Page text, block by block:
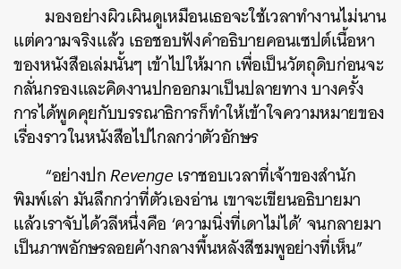
มองอย่างผิวเผินดูเหมือนเธอจะใช้เวลาทำงานไม่นาน
แต่ความจริงแล้ว เธอชอบฟังคำอธิบายคอนเซปต์เนื้อหา
ของหนังสือเล่มนั้นๆ เข้าไปให้มาก เพื่อเป็นวัตถุดิบก่อนจะ
กลั่นกรองและคิดงานปกออกมาเป็นปลายทาง บางครั้ง
การได้พูดคุยกับบรรณาธิการก็ทำให้เข้าใจความหมายของ
เรื่องราวในหนังสือไปไกลกว่าตัวอักษร
“อย่างปกRevengeเราชอบเวลาที่เจ้าของสำนัก
พิมพ์เล่า มันลึกกว่าที่ตัวเองอ่าน เขาจะเขียนอธิบายมา
แล้วเราจับได้วลีหนึ่งคือ ‘ความนิ่งที่เดาไม่ได้’ จนกลายมา
เป็นภาพอักษรลอยค้างกลางพื้นหลังสีชมพูอย่างที่เห็น”